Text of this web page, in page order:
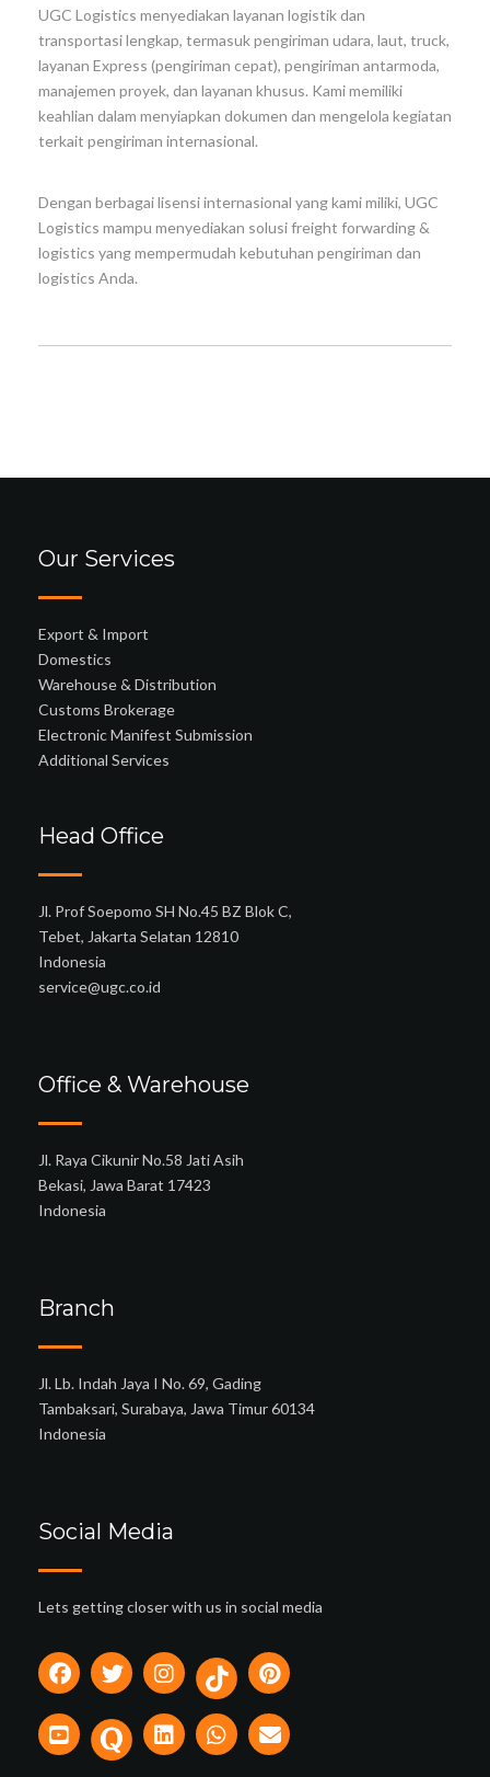
UGC Logistics menyediakan layanan logistik dan
transportasi lengkap, termasuk pengiriman udara, laut, truck,
layanan Express (pengiriman cepat), pengiriman antarmoda,
manajemen proyek, dan layanan khusus. Kami memiliki
keahlian dalam menyiapkan dokumen dan mengelola kegiatan
terkait pengiriman internasional.
Dengan berbagai lisensi internasional yang kami miliki, UGC
Logistics mampu menyediakan solusi freight forwarding &
logistics yang mempermudah kebutuhan pengiriman dan
logistics Anda.
Our Services
Export & Import
Domestics
Warehouse & Distribution
Customs Brokerage
Electronic Manifest Submission
Additional Services
Head Office
Jl. Prof Soepomo SH No.45 BZ Blok C,
Tebet, Jakarta Selatan 12810
Indonesia
service@ugc.co.id
Office & Warehouse
Jl. Raya Cikunir No.58 Jati Asih
Bekasi, Jawa Barat 17423
Indonesia
Branch
Jl. Lb. Indah Jaya I No. 69, Gading
Tambaksari, Surabaya, Jawa Timur 60134
Indonesia
Social Media
Lets getting closer with us in social media